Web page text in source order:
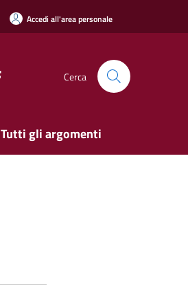
Accedi all'area personale
Cerca
Tutti gli argomenti